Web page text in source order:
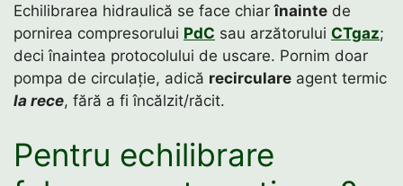
Echilibrarea hidraulică se face chiarînainte de
pornirea compresorului PdC sau arzătorului CTgaz;
deci înaintea protocolului de uscare. Pornim doar
pompa de circulație, adică recirculare agent termic
la rece, fără a fi încălzit/răcit.
Pentru echilibrare